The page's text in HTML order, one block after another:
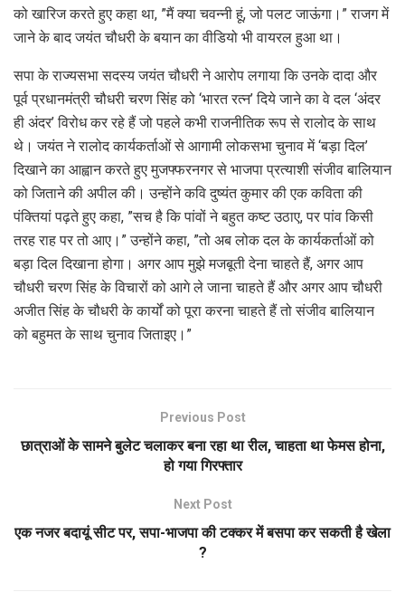
को खारिज करते हुए कहा था, ”मैं क्या चवन्नी हूं, जो पलट जाऊंगा।” राजग में
जाने के बाद जयंत चौधरी के बयान का वीडियो भी वायरल हुआ था।
सपा के राज्यसभा सदस्य जयंत चौधरी ने आरोप लगाया कि उनके दादा और
पूर्व प्रधानमंत्री चौधरी चरण सिंह को ‘भारत रत्न’ दिये जाने का वे दल ‘अंदर
ही अंदर’ विरोध कर रहे हैं जो पहले कभी राजनीतिक रूप से रालोद के साथ
थे। जयंत ने रालोद कार्यकर्ताओं से आगामी लोकसभा चुनाव में ‘बड़ा दिल’
दिखाने का आह्वान करते हुए मुजफ्फरनगर से भाजपा प्रत्याशी संजीव बालियान
को जिताने की अपील की। उन्होंने कवि दुष्यंत कुमार की एक कविता की
पंक्तियां पढ़ते हुए कहा, ”सच है कि पांवों ने बहुत कष्ट उठाए, पर पांव किसी
तरह राह पर तो आए।” उन्होंने कहा, ”तो अब लोक दल के कार्यकर्ताओं को
बड़ा दिल दिखाना होगा। अगर आप मुझे मजबूती देना चाहते हैं, अगर आप
चौधरी चरण सिंह के विचारों को आगे ले जाना चाहते हैं और अगर आप चौधरी
अजीत सिंह के चौधरी के कार्यों को पूरा करना चाहते हैं तो संजीव बालियान
को बहुमत के साथ चुनाव जिताइए।”
Previous Post
छात्राओं के सामने बुलेट चलाकर बना रहा था रील, चाहता था फेमस होना,
हो गया गिरफ्तार
Next Post
एक नजर बदायूं सीट पर, सपा-भाजपा की टक्कर में बसपा कर सकती है खेला
?